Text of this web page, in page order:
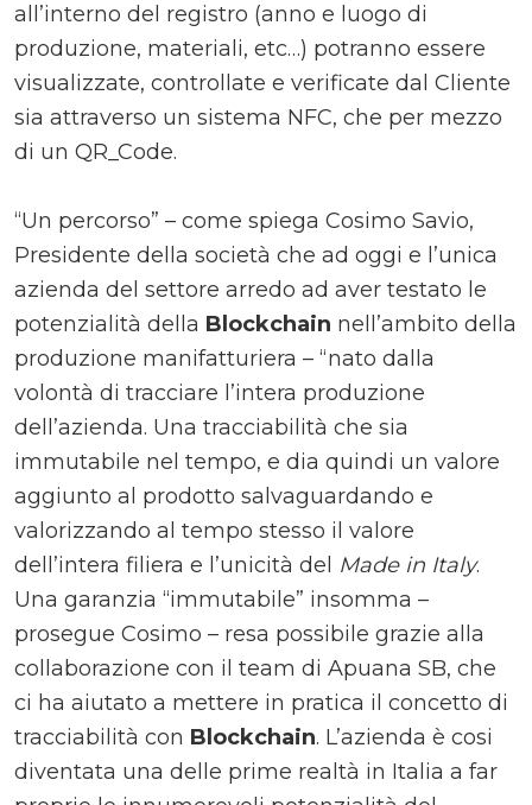
all’interno del registro (anno e luogo di
produzione, materiali, etc…) potranno essere
visualizzate, controllate e verificate dal Cliente
sia attraverso un sistema NFC, che per mezzo
di un QR_Code.
“Un percorso” – come spiega Cosimo Savio,
Presidente della società che ad oggi e l’unica
azienda del settore arredo ad aver testato le
potenzialità della Blockchain nell’ambito della
produzione manifatturiera – “nato dalla
volontà di tracciare l’intera produzione
dell’azienda. Una tracciabilità che sia
immutabile nel tempo, e dia quindi un valore
aggiunto al prodotto salvaguardando e
valorizzando al tempo stesso il valore
dell’intera filiera e l’unicità del Made in Italy.
Una garanzia “immutabile” insomma –
prosegue Cosimo – resa possibile grazie alla
collaborazione con il team di Apuana SB, che
ci ha aiutato a mettere in pratica il concetto di
tracciabilità con Blockchain. L’azienda è cosi
diventata una delle prime realtà in Italia a far